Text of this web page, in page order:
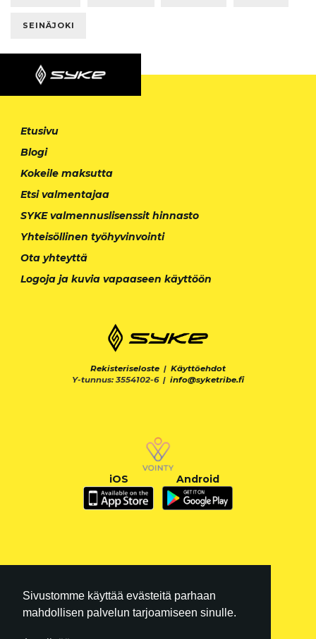
Sivustomme käyttää evästeitä parhaan
mahdollisen palvelun tarjoamiseen sinulle.
SEINÄJOKI
Etusivu
Blogi
Kokeile maksutta
Etsi valmentajaa
SYKE valmennuslisenssit hinnasto
Yhteisöllinen työhyvinvointi
Ota yhteyttä
Logoja ja kuvia vapaaseen käyttöön
Rekisteriseloste | Käyttöehdot
Y-tunnus: 3554102-6 | info@syketribe.fi
iOS Android